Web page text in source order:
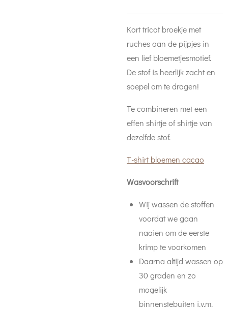
Kort tricot broekje met
ruches aan de pijpjes in
een lief bloemetjesmotief.
De stof is heerlijk zacht en
soepel om te dragen!
Te combineren met een
effen shirtje of shirtje van
dezelfde stof.
T-shirt bloemen cacao
Wasvoorschrift
Wij wassen de stoffen
voordat we gaan
naaien om de eerste
krimp te voorkomen
Daarna altijd wassen op
30 graden en zo
mogelijk
binnenstebuiten i.v.m.